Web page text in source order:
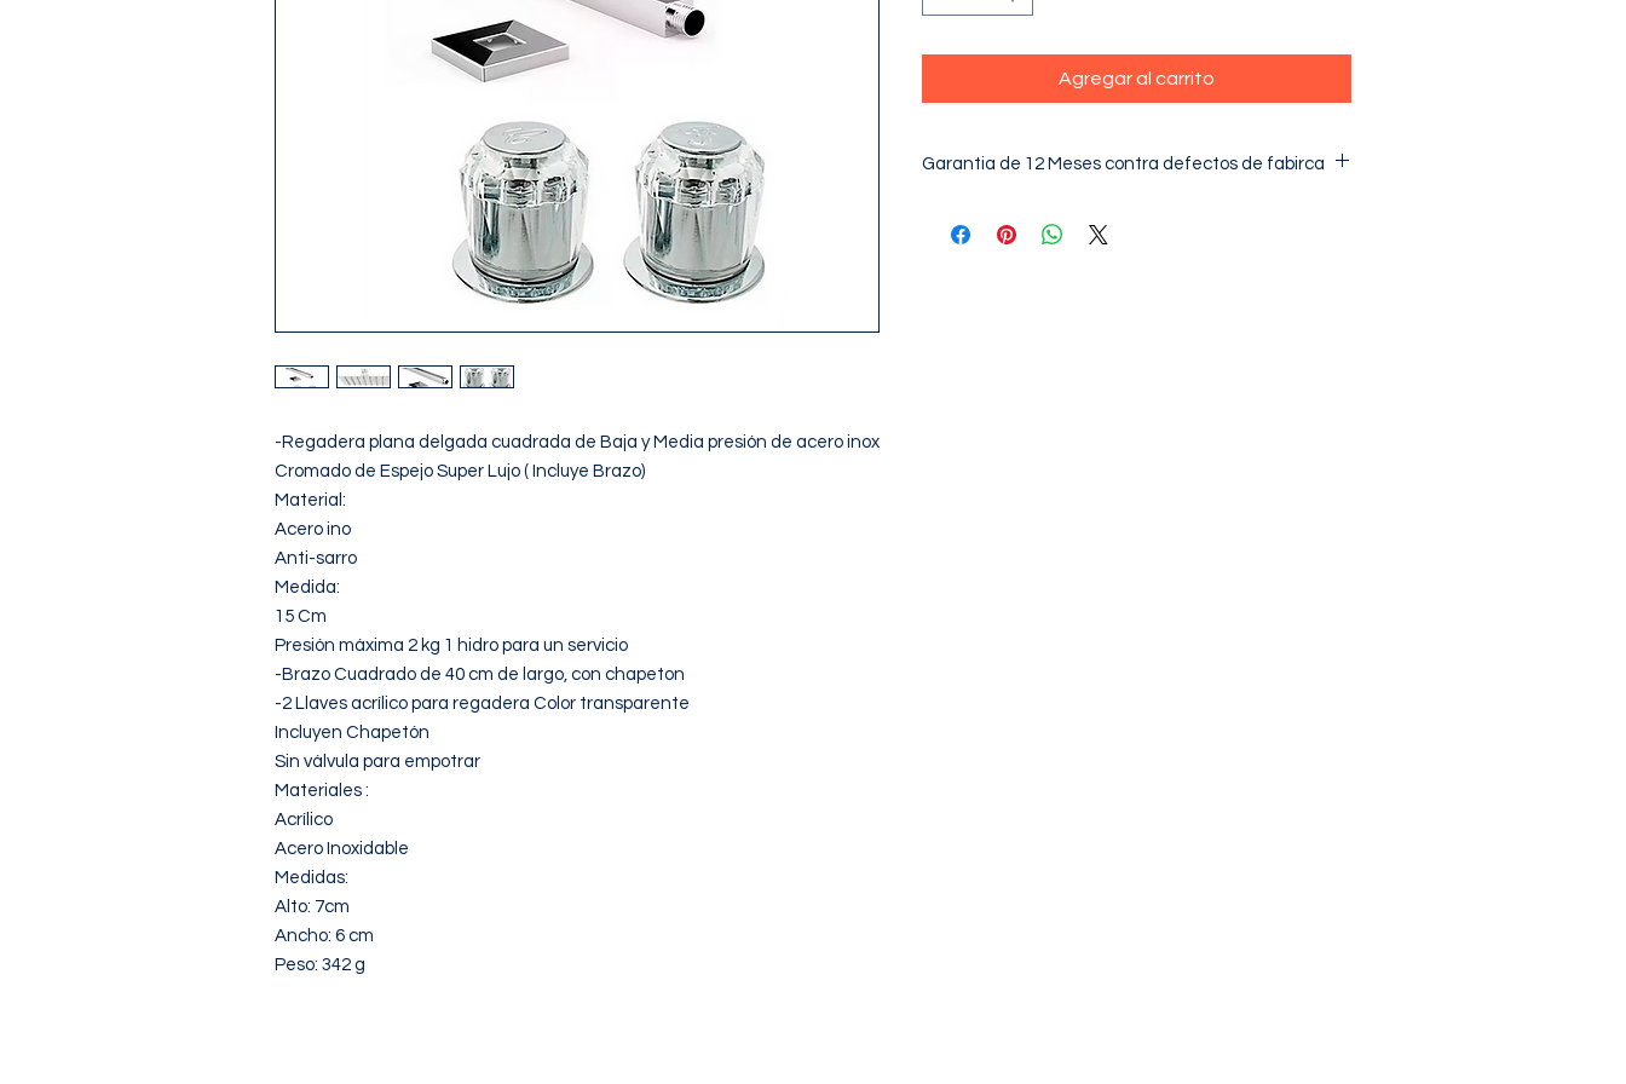
-Regadera plana delgada cuadrada de Baja y Media presión de acero inox
Cromado de Espejo Super Lujo ( Incluye Brazo)
Material:
Acero ino
Anti-sarro
Medida:
15 Cm
Presión máxima 2 kg 1 hidro para un servicio
-Brazo Cuadrado de 40 cm de largo, con chapeton
-2 Llaves acrílico para regadera Color transparente
Incluyen Chapetón
Sin válvula para empotrar
Materiales :
Acrílico
Acero Inoxidable
Medidas:
Alto: 7cm
Ancho: 6 cm
Peso: 342 g
Agregar al carrito
Garantia de 12 Meses contra defectos de fabirca